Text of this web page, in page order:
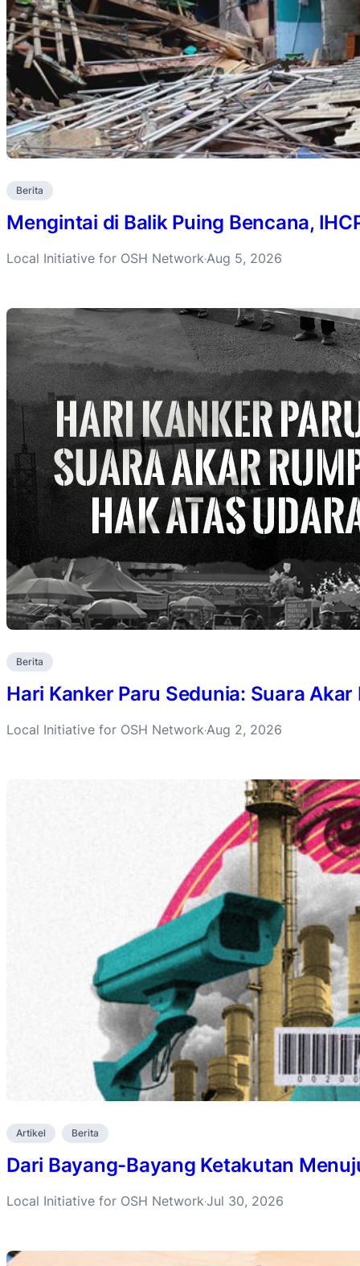
Berita
Mengintai di Balik Puing Bencana,
Local Initiative for OSH Network·Aug 5, 2026
Berita
Hari Kanker Paru Sedunia: Suara
Local Initiative for OSH Network·Aug 2, 2026
Artikel Berita
Dari Bayang-Bayang Ketakutan
Local Initiative for OSH Network·Jul 30, 2026